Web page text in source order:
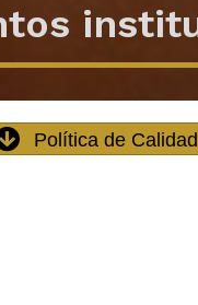
Política de Calidad